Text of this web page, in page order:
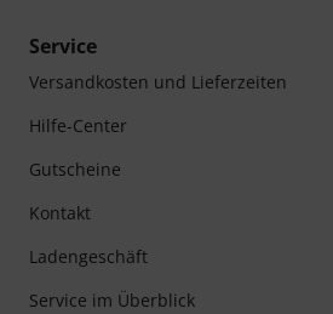
Service
Versandkosten und Lieferzeiten
Hilfe-Center
Gutscheine
Kontakt
Ladengeschäft
Service im Überblick